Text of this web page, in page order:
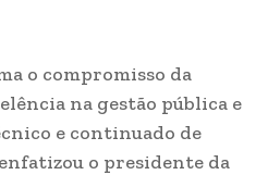
o compromisso da
na gestão pública e
e continuado de
o presidente da